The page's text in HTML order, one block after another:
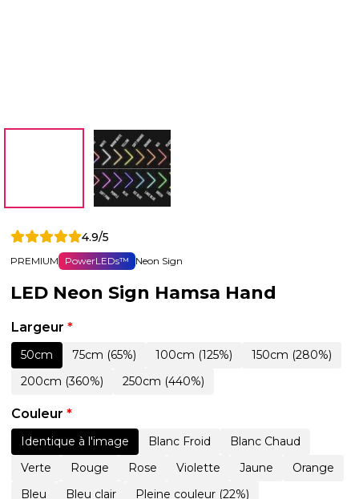
4.9/5
PREMIUM PowerLEDs™ Neon Sign
LED Neon Sign Hamsa Hand
Largeur *
50cm 75cm (65%) 100cm (125%)
150cm (280%)
200cm (360%)
250cm (440%)
Couleur *
Identique à l'image Blanc Froid
Blanc Chaud
Verte
Rouge Rose Violette Jaune
Orange
Bleu
Bleu clair Pleine couleur (22%)